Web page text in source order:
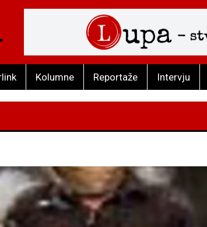
Kolumne Reportaže Intervju